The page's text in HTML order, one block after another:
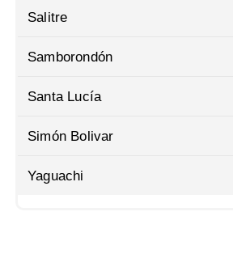
Salitre
Samborondón
Santa Lucía
Simón Bolivar
Yaguachi